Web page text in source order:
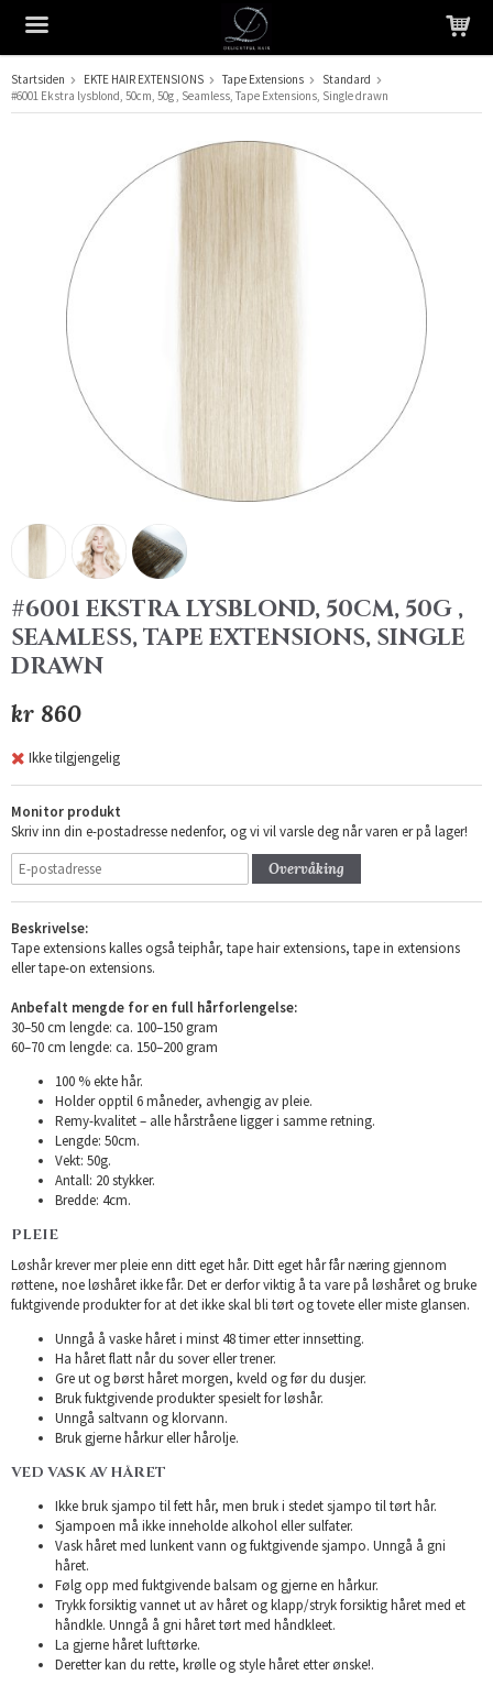
Produktet har blitt lagt til i handlekurven din
Startsiden EKTE HAIR EXTENSIONS Tape Extensions
Standard
#6001 Ekstra lysblond, 50cm, 50g , Seamless, Tape Extensions, Single drawn
#6001 EKSTRA LYSBLOND, 50CM, 50G ,
SEAMLESS, TAPE EXTENSIONS, SINGLE
DRAWN
kr 860
Ikke tilgjengelig
Monitor produkt
Skriv inn din e-postadresse nedenfor, og vi vil varsle deg når varen er på lager!
Overvåking
Beskrivelse:
Tape extensions kalles også teiphår, tape hair extensions, tape in extensions
eller tape-on extensions.
Anbefalt mengde for en full hårforlengelse:
30–50 cm lengde: ca. 100–150 gram
60–70 cm lengde: ca. 150–200 gram
100 % ekte hår.
Holder opptil 6 måneder, avhengig av pleie.
Remy-kvalitet – alle hårstråene ligger i samme retning.
Lengde: 50cm.
Vekt: 50g.
Antall: 20 stykker.
Bredde: 4cm.
PLEIE
Løshår krever mer pleie enn ditt eget hår. Ditt eget hår får næring gjennom
røttene, noe løshåret ikke får. Det er derfor viktig å ta vare på løshåret og bruke
fuktgivende produkter for at det ikke skal bli tørt og tovete eller miste glansen.
Unngå å vaske håret i minst 48 timer etter innsetting.
Ha håret flatt når du sover eller trener.
Gre ut og børst håret morgen, kveld og før du dusjer.
Bruk fuktgivende produkter spesielt for løshår.
Unngå saltvann og klorvann.
Bruk gjerne hårkur eller hårolje.
VED VASK AV HÅRET
Ikke bruk sjampo til fett hår, men bruk i stedet sjampo til tørt hår.
Sjampoen må ikke inneholde alkohol eller sulfater.
Vask håret med lunkent vann og fuktgivende sjampo. Unngå å gni
håret.
Følg opp med fuktgivende balsam og gjerne en hårkur.
Trykk forsiktig vannet ut av håret og klapp/stryk forsiktig håret med et
håndkle. Unngå å gni håret tørt med håndkleet.
La gjerne håret lufttørke.
Deretter kan du rette, krølle og style håret etter ønske!.